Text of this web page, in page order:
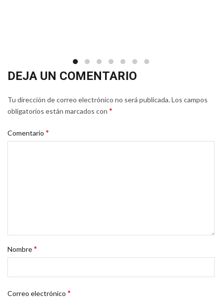
DEJA UN COMENTARIO
Tu dirección de correo electrónico no será publicada.Los campos
obligatorios están marcados con *
Comentario *
Nombre*
Correo electrónico *